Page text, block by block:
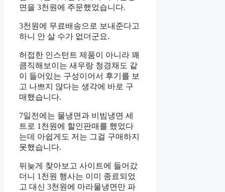
면을 3천원에 주문했었습니다.
3천원에 무료배송으로 보내준다고
하니 안 살 수가 없더군요.
허접한 인스턴트 제품이 아니라 꽤
큼직해보이는 새우랑 청경채도 같
이 들어있는 구성이어서 후기를 보
고 나쁘지 않다는 생각에 바로 구
매했습니다.
7일전에는 물냉면과 비빔냉면 세
트로 1천원에 할인판매를 했었다
는데 아쉽게도 저는 그걸 구매하지
못했습니다.
뒤늦게 찾아보고 사이트에 들어갔
더니 1천원 행사는 이미 종료되었
고 대신 3천원에 마라물냉면만 파